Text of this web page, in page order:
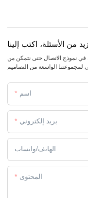
من الأسئلة، اكتب إلينا
في نموذج الاتصال حتى نتمكن من
اسم
بريد إلكتروني
الهاتف/واتساب
المحتوى